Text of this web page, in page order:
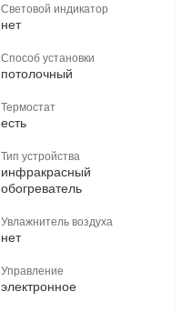
Световой индикатор
нет
Способ установки
потолочный
Термостат
есть
Тип устройства
инфракрасный
обогреватель
Увлажнитель воздуха
нет
Управление
электронное